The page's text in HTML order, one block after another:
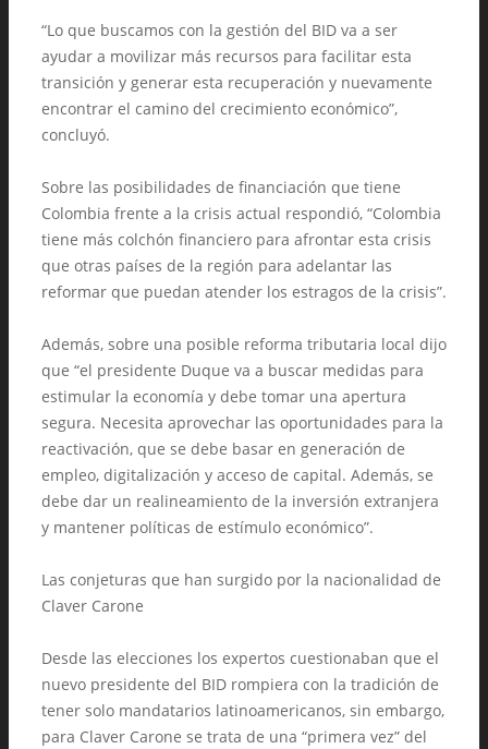
“Lo que buscamos con la gestión del BID va a ser
ayudar a movilizar más recursos para facilitar esta
transición y generar esta recuperación y nuevamente
encontrar el camino del crecimiento económico”,
concluyó.
Sobre las posibilidades de financiación que tiene
Colombia frente a la crisis actual respondió, “Colombia
tiene más colchón financiero para afrontar esta crisis
que otras países de la región para adelantar las
reformar que puedan atender los estragos de la crisis”.
Además, sobre una posible reforma tributaria local dijo
que “el presidente Duque va a buscar medidas para
estimular la economía y debe tomar una apertura
segura. Necesita aprovechar las oportunidades para la
reactivación, que se debe basar en generación de
empleo, digitalización y acceso de capital. Además, se
debe dar un realineamiento de la inversión extranjera
y mantener políticas de estímulo económico”.
Las conjeturas que han surgido por la nacionalidad de
Claver Carone
Desde las elecciones los expertos cuestionaban que el
nuevo presidente del BID rompiera con la tradición de
tener solo mandatarios latinoamericanos, sin embargo,
para Claver Carone se trata de una “primera vez” del